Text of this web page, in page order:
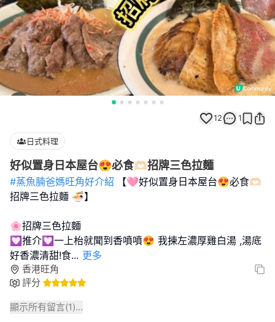
12 1
日式料理
好似置身日本屋台😍必食🫶🏻招牌三色拉麵
#蒸魚腩爸媽旺角好介紹
【🩷好似置身日本屋台😍必食🫶🏻
招牌三色拉麵 🍜】
🌸招牌三色拉麵
💟推介💟一上枱就聞到香噴噴😍 我揀左濃厚雞白湯 ,湯底
好香濃清甜!食... 更多
香港旺角
評分
顯示所有留言(1)...